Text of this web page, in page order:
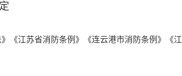
《江苏省消防条例》《连云港市消防条例》《江